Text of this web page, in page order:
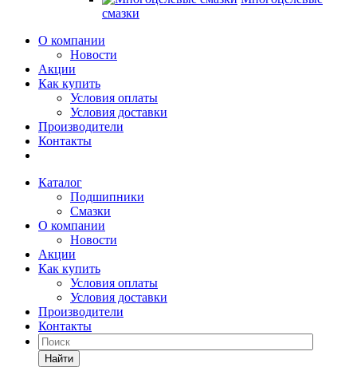
смазки
О компании
Новости
Акции
Как купить
Условия оплаты
Условия доставки
Производители
Контакты
Каталог
Подшипники
Смазки
О компании
Новости
Акции
Как купить
Условия оплаты
Условия доставки
Производители
Контакты
Найти